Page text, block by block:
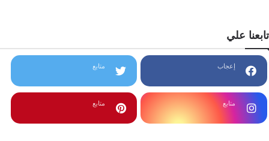
تابعنا علي
إعجاب متابع
متابع متابع